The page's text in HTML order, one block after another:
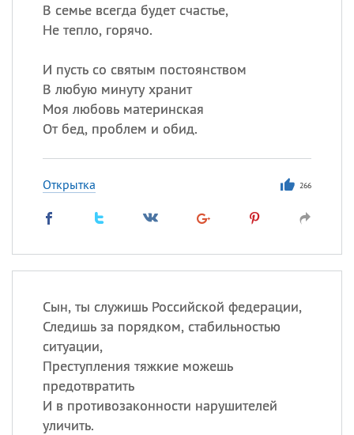
В семье всегда будет счастье,
Не тепло, горячо.
И пусть со святым постоянством
В любую минуту хранит
Моя любовь материнская
От бед, проблем и обид.
Открытка 266
Сын, ты служишь Российской федерации,
Следишь за порядком, стабильностью
ситуации,
Преступления тяжкие можешь
предотвратить
И в противозаконности нарушителей
уличить.